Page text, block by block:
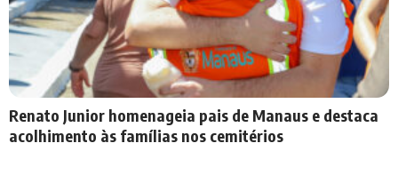
Renato Junior homenageia pais de Manaus e destaca
acolhimento às famílias nos cemitérios